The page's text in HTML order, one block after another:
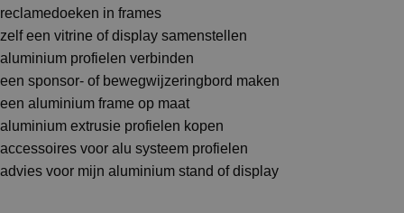
reclamedoeken in frames
zelf een vitrine of display samenstellen
aluminium profielen verbinden
een sponsor- of bewegwijzeringbord maken
een aluminium frame op maat
aluminium extrusie profielen kopen
accessoires voor alu systeem profielen
advies voor mijn aluminium stand of display